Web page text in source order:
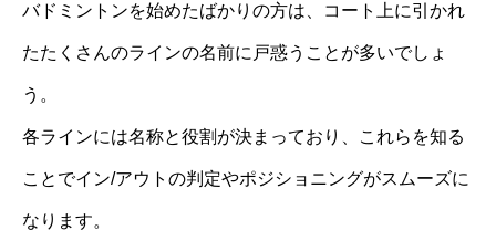
バドミントンを始めたばかりの方は、コート上に引かれ
たたくさんのラインの名前に戸惑うことが多いでしょ
う。
各ラインには名称と役割が決まっており、これらを知る
ことでイン/アウトの判定やポジショニングがスムーズに
なります。